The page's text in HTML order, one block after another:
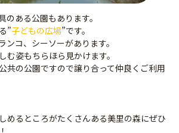
のある公園もあります。
”子どもの広場”です。
ンコ、シーソーがあります。
む姿もちらほら見かけます。
共の公園ですので譲り合って仲良くご利用
めるところがたくさんある美里の森にぜひ